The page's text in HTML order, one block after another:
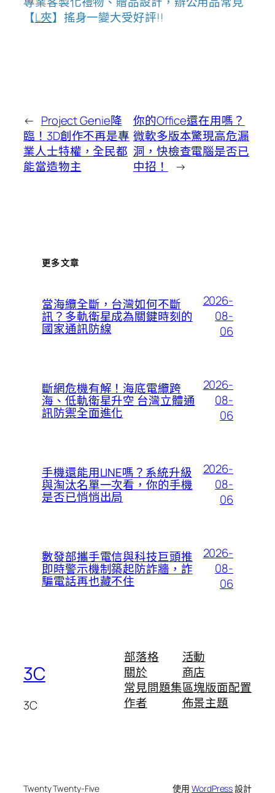
【L夾】搖身一變大受好評!!
← Project Genie降
臨！3D創作不再是專
業人士特權，全民都
能當造物主
你的Office還在用嗎？
微軟多版本驚現高危漏
洞，快檢查電腦是否已
中招！
→
更多文章
當海纜全斷，台灣如何不斷
訊？多軌衛星成為關鍵時刻的
國家通訊防線
2026-
08-
06
斷網危機有解！海底電纜跨
海、低軌衛星升空 台灣立體通
訊防禦全面進化
2026-
08-
06
手機還能用LINE嗎？系統升級
與淘汰名單一次看，你的手機
是否已悄悄出局
2026-
08-
06
數發部攜手電信與科技巨頭推
即時警示機制築起防詐牆，詐
騙電話再也藏不住
2026-
08-
06
3C
3C
部落格
關於
常見問題集
作者
活動
商店
區塊版面配置
佈景主題
Twenty Twenty-Five 使用WordPress設計